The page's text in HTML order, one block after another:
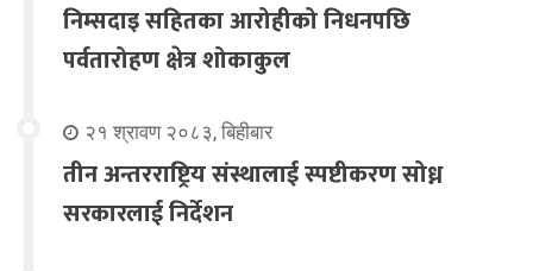
निम्सदाइ सहितका आरोहीको निधनपछि
पर्वतारोहण क्षेत्र शोकाकुल
२१ श्रावण २०८३, बिहीबार
तीन अन्तरराष्ट्रिय संस्थालाई स्पष्टीकरण सोध्न
सरकारलाई निर्देशन